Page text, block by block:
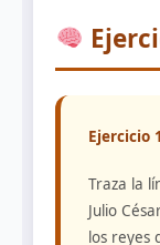
Ejercicio
Traza la
Julio
los reyes